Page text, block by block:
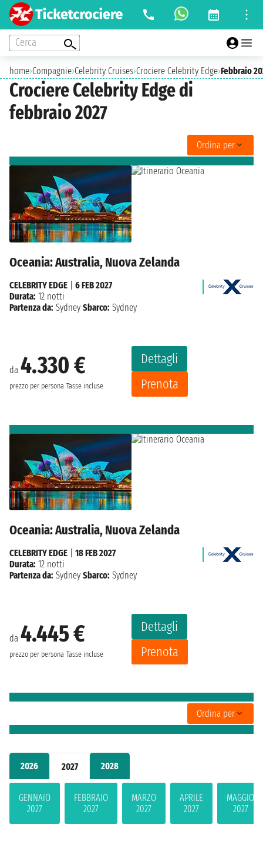
Cerca
home›Compagnie›Celebrity Cruises›Crociere Celebrity Edge›Febbraio
Crociere Celebrity Edge di
febbraio 2027
2026 2027 2028
GENNAIO
2027
FEBBRAIO
2027
MARZO
2027
APRILE
2027
MAGGIO
2027
Ordina per
Oceania: Australia, Nuova Zelanda
da 4.330 €
prezzo per persona Tasse incluse
Dettagli
Prenota
CELEBRITY EDGE
6 FEB 2027
Durata: 12 notti
Partenza da: Sydney Sbarco: Sydney
Oceania: Australia, Nuova Zelanda
da 4.445 €
prezzo per persona Tasse incluse
Dettagli
Prenota
CELEBRITY EDGE
18 FEB 2027
Durata: 12 notti
Partenza da: Sydney Sbarco: Sydney
Ordina per